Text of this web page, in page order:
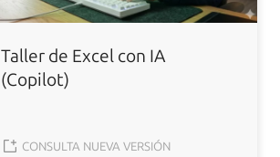
Taller de Excel con IA
(Copilot)
CONSULTA NUEVA VERSIÓN